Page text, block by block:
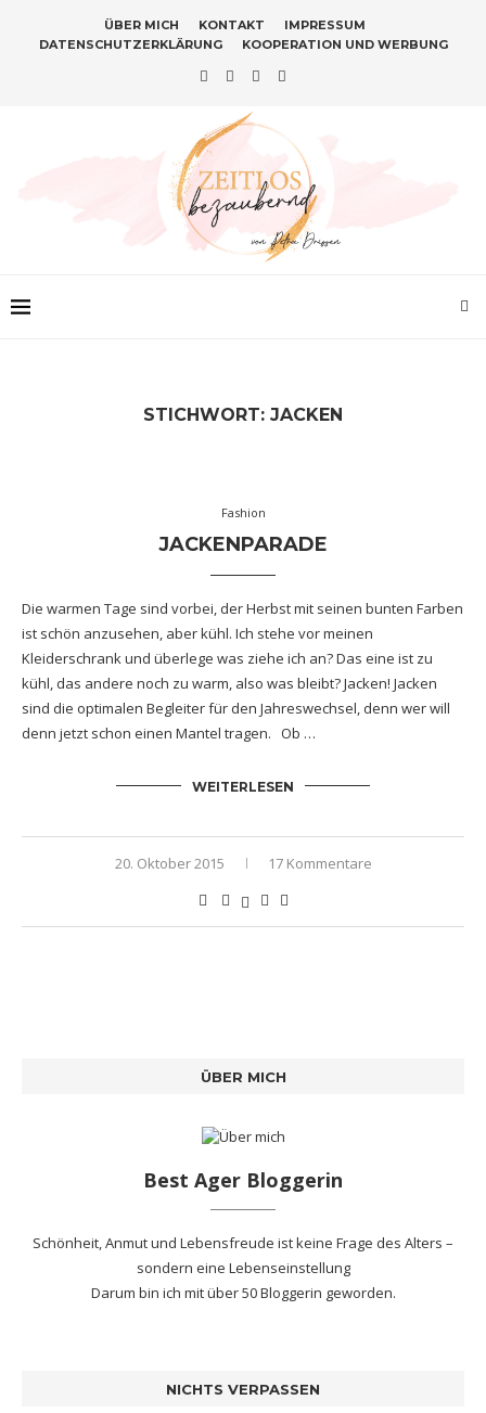
ÜBER MICH KONTAKT
IMPRESSUM
DATENSCHUTZERKLÄRUNG
KOOPERATION UND WERBUNG
STICHWORT: JACKEN
Fashion
JACKENPARADE
Die warmen Tage sind vorbei, der Herbst mit seinen bunten Farben
ist schön anzusehen, aber kühl. Ich stehe vor meinen
Kleiderschrank und überlege was ziehe ich an? Das eine ist zu
kühl, das andere noch zu warm, also was bleibt? Jacken! Jacken
sind die optimalen Begleiter für den Jahreswechsel, denn wer will
denn jetzt schon einen Mantel tragen. Ob …
WEITERLESEN
20. Oktober 2015 17 Kommentare
ÜBER MICH
Best Ager Bloggerin
Schönheit, Anmut und Lebensfreude ist keine Frage des Alters –
sondern eine Lebenseinstellung
Darum bin ich mitüber 50 Bloggerin geworden.
NICHTS VERPASSEN